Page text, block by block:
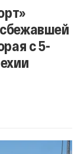
с 5-